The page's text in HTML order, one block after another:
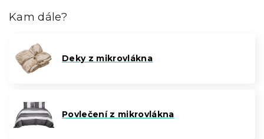
Kam dále?
Deky z mikrovlákna
Povlečení z mikrovlákna